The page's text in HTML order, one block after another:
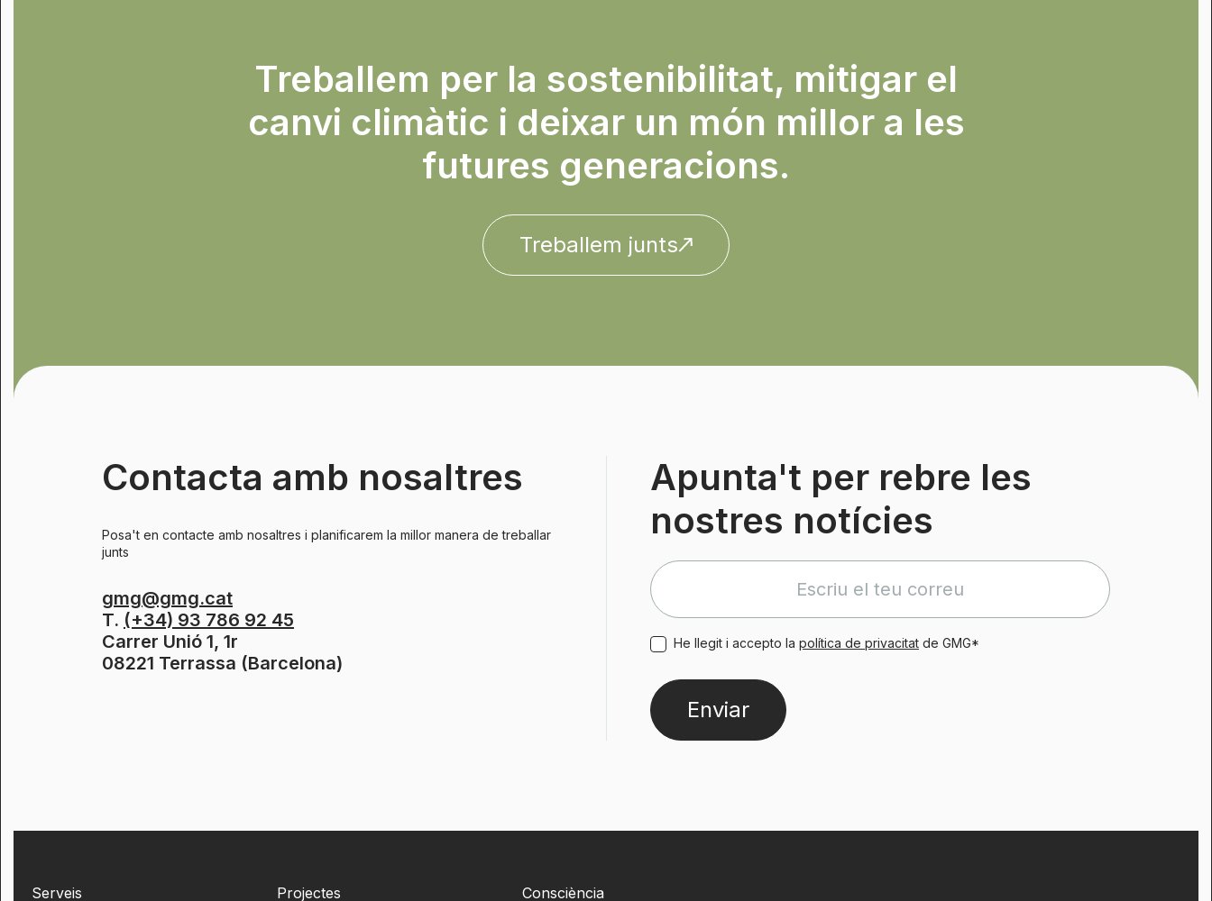
Treballem per la sostenibilitat, mitigar el
canvi climàtic i deixar un món millor a les
futures generacions.
Treballem junts
Contacta amb nosaltres
Posa't en contacte amb nosaltres i planificarem la millor manera de treballar
junts
gmg@gmg.cat
T. (+34) 93 786 92 45
Carrer Unió 1, 1r
08221 Terrassa (Barcelona)
Apunta't per rebre les
nostres notícies
He llegit i accepto la política de privacitat de GMG*
Serveis Projectes Consciència